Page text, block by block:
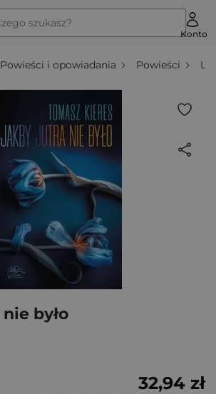
szukasz?
Konto
Powieści i opowiadania Powieści
było
32,94 zł